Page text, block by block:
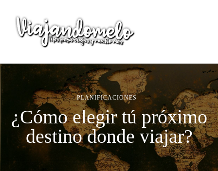
Viajandomelo
Todo lo que necesitas saber en tu próximo viaje
PLANIFICACIONES
¿Cómo elegir tú próximo
destino donde viajar?